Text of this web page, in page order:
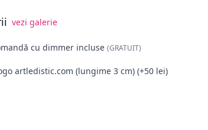
vezi galerie
cu dimmer incluse (GRATUIT)
artledistic.com (lungime 3 cm) (+50 lei)